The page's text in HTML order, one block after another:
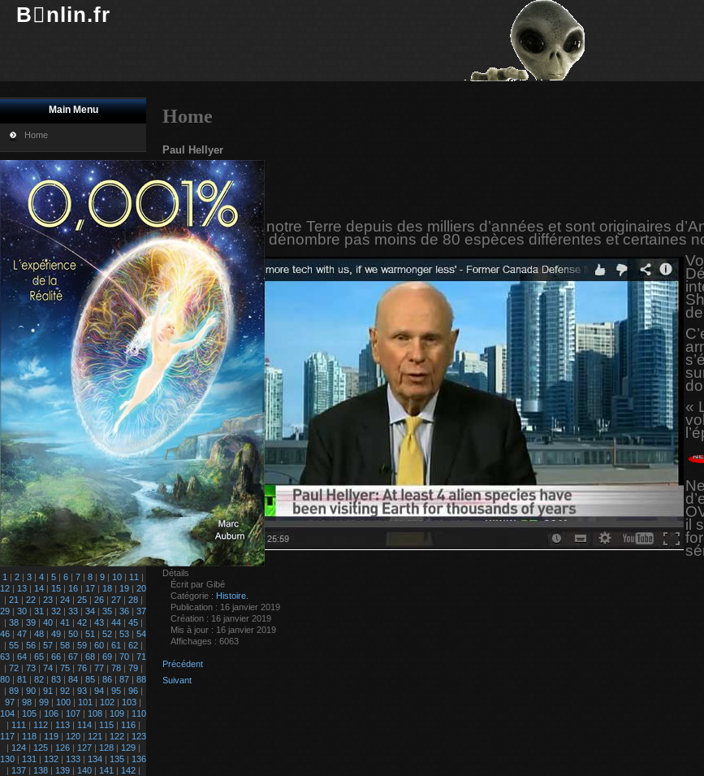
Bnlin.fr
Main Menu
Home
1 | 2 | 3 | 4 | 5 | 6 | 7 | 8 | 9 | 10 | 11 |
12 | 13 | 14 | 15 | 16 | 17 | 18 | 19 | 20
| 21 | 22| 23| 24| 25| 26| 27| 28|
29 | 30 | 31 | 32 | 33 | 34 | 35 | 36 | 37
| 38| 39| 40| 41 | 42| 43| 44| 45|
46 | 47 | 48 | 49 | 50 | 51 | 52 | 53 | 54
| 55| 56| 57| 58| 59| 60| 61 | 62|
63 | 64 | 65 | 66 | 67 | 68 | 69 | 70 | 71
| 72| 73| 74| 75| 76| 77| 78| 79|
80 | 81 | 82 | 83 | 84 | 85 | 86 | 87 | 88
| 89| 90| 91 | 92| 93| 94| 95| 96|
97 | 98 | 99 | 100 | 101 | 102 | 103 |
104 | 105 | 106 | 107 | 108 | 109 | 110
| 111 | 112| 113| 114| 115| 116|
117 | 118 | 119 | 120 | 121 | 122 | 123
| 124| 125| 126| 127| 128| 129|
130 | 131 | 132 | 133 | 134 | 135 | 136
| 137| 138| 139| 140| 141 | 142|
Home
Paul Hellyer
Imprimer
E-mail
« Elles visitent notre Terre depuis des milliers d’années et sont originaires
Reticuli. On en dénombre pas moins de 80 espèces différentes et certaines
«
il
Détails
Écrit par Gibé
Catégorie : Histoire.
Publication : 16 janvier 2019
Création : 16 janvier 2019
Mis à jour : 16 janvier 2019
Affichages : 6063
Précédent
Suivant